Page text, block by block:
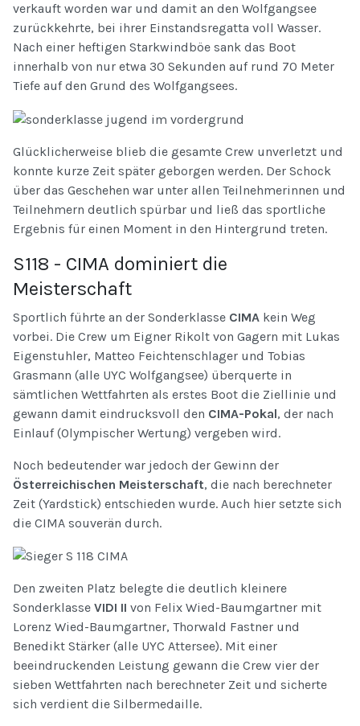
verkauft worden war und damit an den Wolfgangsee
zurückkehrte, bei ihrer Einstandsregatta voll Wasser.
Nach einer heftigen Starkwindböe sank das Boot
innerhalb von nur etwa 30 Sekunden auf rund 70 Meter
Tiefe auf den Grund des Wolfgangsees.
Glücklicherweise blieb die gesamte Crew unverletzt und
konnte kurze Zeit später geborgen werden. Der Schock
über das Geschehen war unter allen Teilnehmerinnen und
Teilnehmern deutlich spürbar und ließ das sportliche
Ergebnis für einen Moment in den Hintergrund treten.
S118 - CIMA dominiert die
Meisterschaft
Sportlich führte an der Sonderklasse CIMA kein Weg
vorbei. Die Crew um Eigner Rikolt von Gagern mit Lukas
Eigenstuhler, Matteo Feichtenschlager und Tobias
Grasmann (alle UYC Wolfgangsee) überquerte in
sämtlichen Wettfahrten als erstes Boot die Ziellinie und
gewann damit eindrucksvoll den CIMA-Pokal, der nach
Einlauf (Olympischer Wertung) vergeben wird.
Noch bedeutender war jedoch der Gewinn der
Österreichischen Meisterschaft, die nach berechneter
Zeit (Yardstick) entschieden wurde. Auch hier setzte sich
die CIMA souverän durch.
Den zweiten Platz belegte die deutlich kleinere
Sonderklasse VIDI II von Felix Wied-Baumgartner mit
Lorenz Wied-Baumgartner, Thorwald Fastner und
Benedikt Stärker (alle UYC Attersee). Mit einer
beeindruckenden Leistung gewann die Crew vier der
sieben Wettfahrten nach berechneter Zeit und sicherte
sich verdient die Silbermedaille.